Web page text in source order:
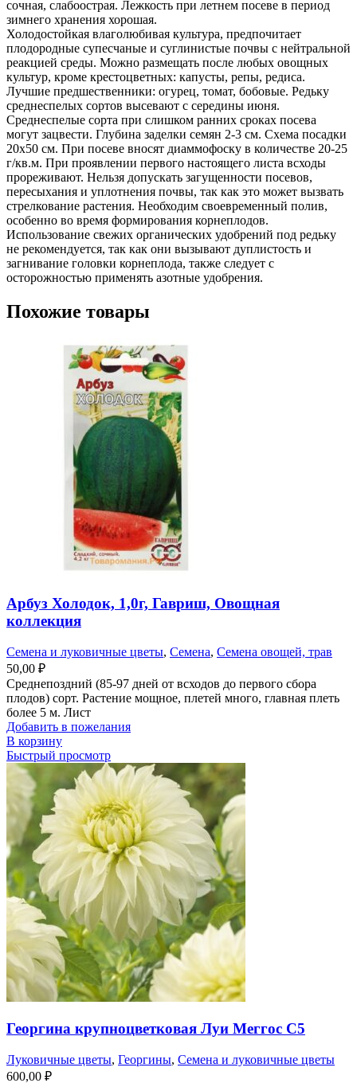
сочная, слабоострая. Лежкость при летнем посеве в период
зимнего хранения хорошая.
Холодостойкая влаголюбивая культура, предпочитает
плодородные супесчаные и суглинистые почвы с нейтральной
реакцией среды. Можно размещать после любых овощных
культур, кроме крестоцветных: капусты, репы, редиса.
Лучшие предшественники: огурец, томат, бобовые. Редьку
среднеспелых сортов высевают с середины июня.
Среднеспелые сорта при слишком ранних сроках посева
могут зацвести. Глубина заделки семян 2-3 см. Схема посадки
20х50 см. При посеве вносят диаммофоску в количестве 20-25
г/кв.м. При проявлении первого настоящего листа всходы
прореживают. Нельзя допускать загущенности посевов,
пересыхания и уплотнения почвы, так как это может вызвать
стрелкование растения. Необходим своевременный полив,
особенно во время формирования корнеплодов.
Использование свежих органических удобрений под редьку
не рекомендуется, так как они вызывают дуплистость и
загнивание головки корнеплода, также следует с
осторожностью применять азотные удобрения.
Похожие товары
Арбуз Холодок, 1,0г, Гавриш, Овощная
коллекция
Семена и луковичные цветы, Семена, Семена овощей, трав
50,00 ₽
Среднепоздний (85-97 дней от всходов до первого сбора
плодов) сорт. Растение мощное, плетей много, главная плеть
более 5 м. Лист
Добавить в пожелания
В корзину
Быстрый просмотр
Георгина крупноцветковая Луи Меггос С5
Луковичные цветы, Георгины, Семена и луковичные цветы
600,00 ₽